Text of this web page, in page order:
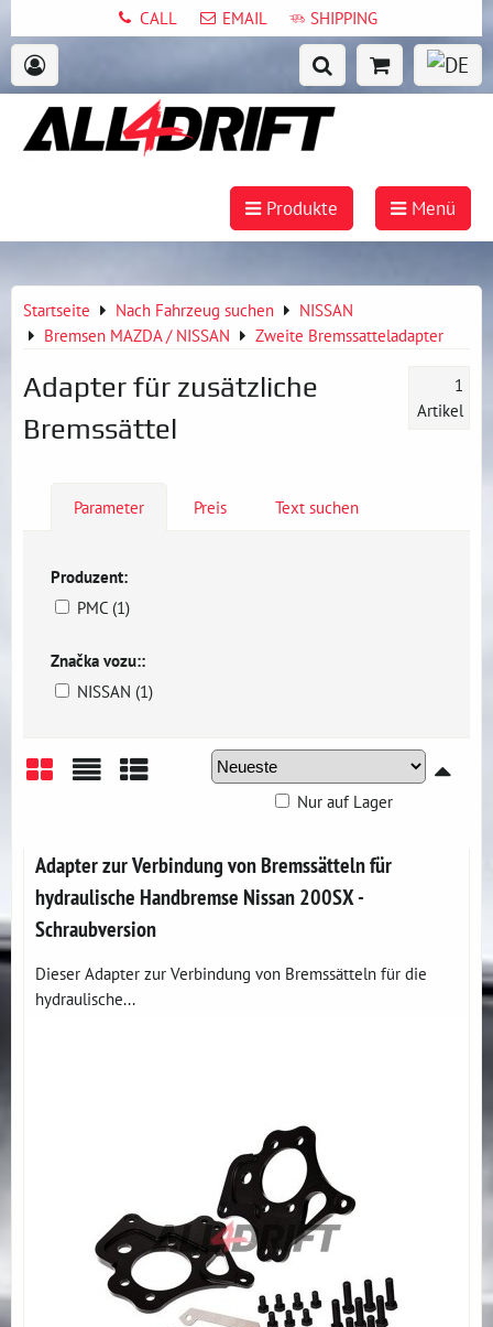
CALL EMAIL SHIPPING
Produkte Menü
Startseite Nach Fahrzeug suchen
NISSAN
Bremsen MAZDA / NISSAN
Zweite Bremssatteladapter
Adapter für zusätzliche
Bremssättel
1
Artikel
Parameter Preis Text suchen
Produzent:
PMC (1)
Značka vozu::
NISSAN (1)
Nur auf Lager
Adapter zur Verbindung von Bremssätteln für
hydraulische Handbremse Nissan 200SX -
Schraubversion
Dieser Adapter zur Verbindung von Bremssätteln für die
hydraulische...